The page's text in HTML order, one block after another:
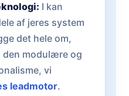
I kan
af jeres system
det hele om,
den modulære og
vi
leadmotor.